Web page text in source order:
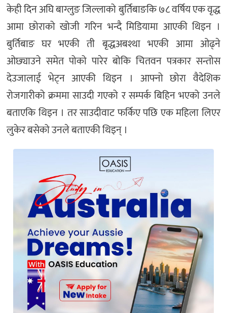
केही दिन अघि बाग्लुङ जिल्लाको बुर्तिबाङकि ७८ वर्षिय एक वृद्ध
आमा छोराको खोजी गरिन भन्दै मिडियामा आएकी थिइन ।
बुर्तिबाङ घर भएकी ती बृद्धअबश्था भएकी आमा ओढ्ने
ओछ्याउने समेत पोको पारेर बोकि चितवन पत्रकार सन्तोस
देउजालाई भेट्न आएकी थिइन । आफ्नो छोरा वैदेशिक
रोजगारीको क्रममा साउदी गएको र सम्पर्क बिहिन भएको उनले
बताएकि थिइन । तर साउदीवाट फर्किए पछि एक महिला लिएर
लुकेर बसेको उनले बताएकी थिइन् ।